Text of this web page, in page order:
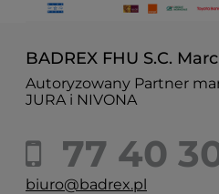
BADREX FHU S.C.
Autoryzowany Partner
JURA i NIVONA
77 40
biuro@badrex.pl